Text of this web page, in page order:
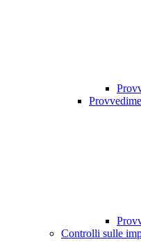
Controlli sulle